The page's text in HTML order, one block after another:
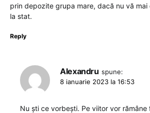
prin depozite grupa mare, dacă nu vă mai
la stat.
Reply
Alexandru spune:
8 ianuarie 2023 la 16:53
Nu ști ce vorbești. Pe viitor vor rămâne